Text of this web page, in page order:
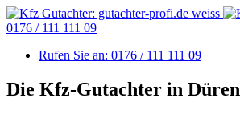
0176 / 111 111 09
Rufen Sie an: 0176 / 111 111 09
Die Kfz-Gutachter in Düren